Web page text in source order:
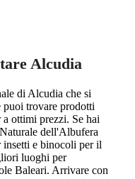
Alcudia
di Alcudia che si
puoi trovare prodotti
ottimi prezzi. Se hai
dell'Albufera
insetti e binocoli per il
luoghi per
Baleari. Arrivare con